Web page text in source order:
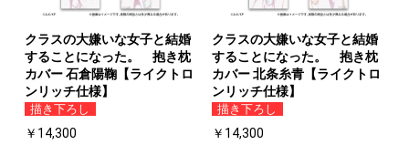
クラスの大嫌いな女子と結婚
することになった。 抱き枕
カバー 石倉陽鞠【ライクトロ
ンリッチ仕様】
描き下ろし
￥14,300
クラスの大嫌いな女子と結婚
することになった。 抱き枕
カバー 北条糸青【ライクトロ
ンリッチ仕様】
描き下ろし
￥14,300
カートへ進む